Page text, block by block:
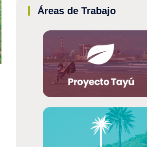
Áreas de Trabajo